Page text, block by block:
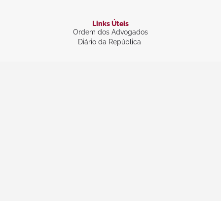
Links Úteis
Ordem dos Advogados
Diário da República